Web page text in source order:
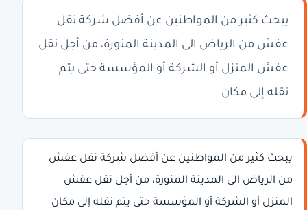
يبحث كثير من المواطنين عن أفضل شركة نقل
عفش من الرياض الى المدينة المنورة، من أجل نقل
عفش المنزل أو الشركة أو المؤسسة حتى يتم
نقله إلى مكان
يبحث كثير من المواطنين عن أفضل شركة نقل عفش
من الرياض الى المدينة المنورة، من أجل نقل عفش
المنزل أو الشركة أو المؤسسة حتى يتم نقله إلى مكان